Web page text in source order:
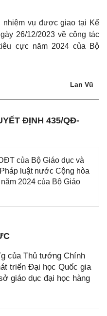
nhiệm vụ được giao tại Kế
26/12/2023 về công tác
cực năm 2024 của Bộ
Lan Vũ
ĐỊNH 435/QĐ-
của Bộ Giáo dục và
luật nước Cộng hòa
2024 của Bộ Giáo
của Thủ tướng Chính
triển Đại học Quốc gia
giáo dục đại học hàng